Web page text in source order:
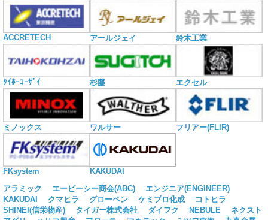
ACCRETECH アールジェイ 鈴木工業
ﾀｲﾎｰｺｰｻﾞｲ 杉藤 エクセル
ミノックス ワルサー フリアー(FLIR)
FKsystem
KAKUDAI
アラミック
エービーシー商会(ABC)
エンジニア(ENGINEER)
KAKUDAI
クマヒラ グローベン ケミプロ化成
コトヒラ
SHINEI(信栄物産)
タイガー株式会社 ダイフク NEBULE
ネクスト